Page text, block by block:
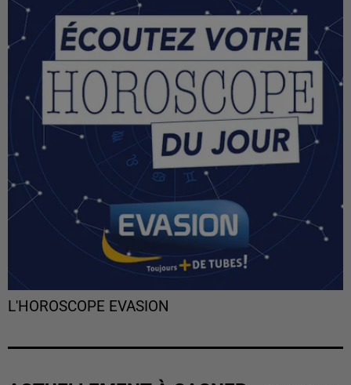
L'HOROSCOPE EVASION